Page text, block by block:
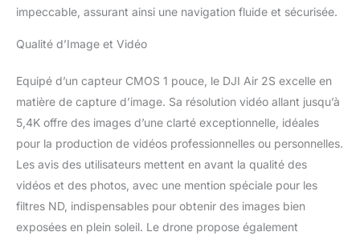
1” e di pixel da 2,4 μm,
【Mastershots】Come
QuickShots,
MasterShots è una
funzione automatica
avanzata che offre agli
qualsiasi luogo ci si trovi,
il tutto con un semplice
tocco. 【Il centro
impeccable, assurant ainsi une navigation fluide et sécurisée.
Qualité d’Image et Vidéo
Equipé d’un capteur CMOS 1 pouce, le DJI Air 2S excelle en
matière de capture d’image. Sa résolution vidéo allant jusqu’à
5,4K offre des images d’une clarté exceptionnelle, idéales
pour la production de vidéos professionnelles ou personnelles.
Les avis des utilisateurs mettent en avant la qualité des
vidéos et des photos, avec une mention spéciale pour les
filtres ND, indispensables pour obtenir des images bien
exposées en plein soleil. Le drone propose également